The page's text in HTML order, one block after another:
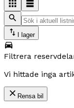
I lager
Filtrera
Vi hittade inga
Rensa bil